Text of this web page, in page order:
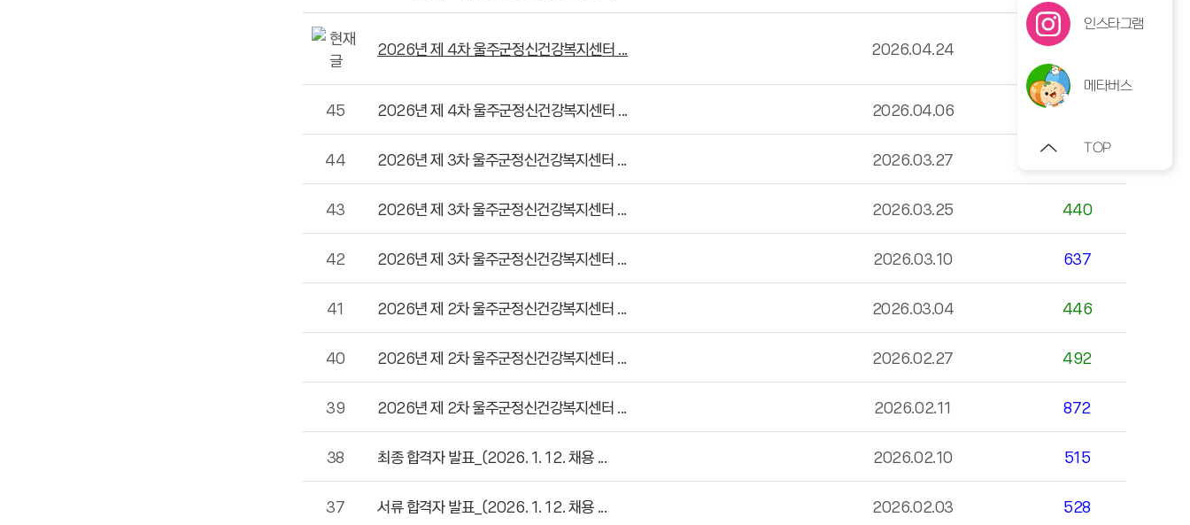
인스타그램
메타버스
TOP
2026년 제 4차 울주군정신건강복지센터 ... 2026.04.24 434
45 2026년 제 4차 울주군정신건강복지센터 ... 2026.04.06 809
44 2026년 제 3차 울주군정신건강복지센터 ... 2026.03.27 442
43 2026년 제 3차 울주군정신건강복지센터 ... 2026.03.25 440
42 2026년 제 3차 울주군정신건강복지센터 ... 2026.03.10 637
41 2026년 제 2차 울주군정신건강복지센터 ... 2026.03.04 446
40 2026년 제 2차 울주군정신건강복지센터 ... 2026.02.27 492
39 2026년 제 2차 울주군정신건강복지센터 ... 2026.02.11 872
38 최종 합격자 발표_(2026. 1. 12. 채용 ... 2026.02.10 515
37 서류 합격자 발표_(2026. 1. 12. 채용 ... 2026.02.03 528